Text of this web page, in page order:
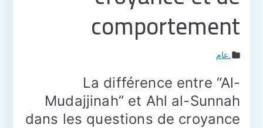
comportement
.عام
La différence entre “Al-
Mudajjinah” et Ahl al-Sunnah
dans les questions de croyance